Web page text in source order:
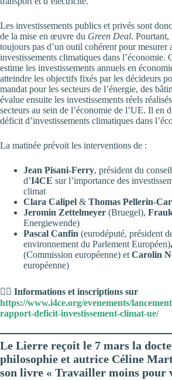
Les investissements publics et privés sont
de la mise en œuvre du Green Deal. Pourtant,
toujours pas d’un outil cohérent pour mesurer
investissements climatiques dans l’économie.
estime les investissements annuels en
atteindre les objectifs fixés par les décideurs
mandat pour les secteurs de l’énergie, des
évalue ensuite les investissements réels
secteurs au sein de l’économie de l’UE. Il en
déficit d’investissements climatiques dans
La matinée prévoit les interventions de :
Jean Pisani-Ferry, président du
d’I4CE sur l’importance des
climat
Clara Calipel & Thomas Pellerin-
Jeromin Zettelmeyer (Bruegel),
Energiewende)
Pascal Canfin (eurodéputé, président
environnement du Parlement Européen)
(Commission européenne) et Carolin
européenne)
👉🏽 Informations et inscriptions sur
https://www.i4ce.org/evenements/
rapport-deficit-investissement-climat-ue/
Le Lierre reçoit le 7 mars la
philosophie et autrice Céline
son livre « Travailler moins pour